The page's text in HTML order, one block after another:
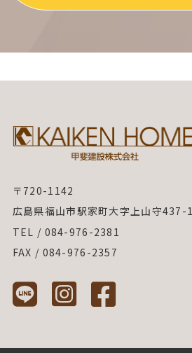
〒720-1142
広島県福山市駅家町大字上山守437-1
TEL / 084-976-2381
FAX / 084-976-2357